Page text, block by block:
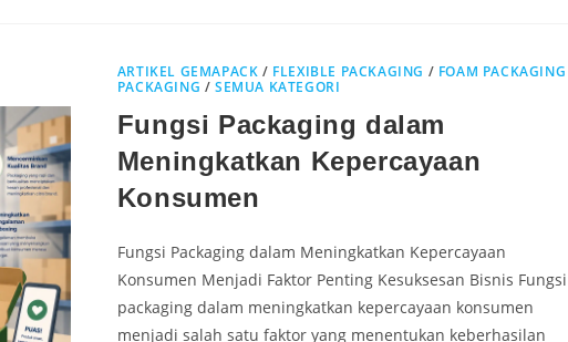
ARTIKEL GEMAPACK / FLEXIBLE PACKAGING / FOAM PACKAGING
PACKAGING /SEMUA KATEGORI
Fungsi Packaging dalam
Meningkatkan Kepercayaan
Konsumen
Fungsi Packaging dalam Meningkatkan Kepercayaan
Konsumen Menjadi Faktor Penting Kesuksesan Bisnis Fungsi
packaging dalam meningkatkan kepercayaan konsumen
menjadi salah satu faktor yang menentukan keberhasilan